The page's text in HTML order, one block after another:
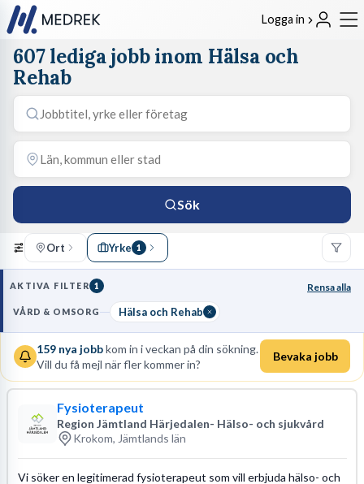
Logga in
607 lediga jobb inom Hälsa och
Rehab
Sök
Ort Yrke 1
AKTIVA FILTER 1 Rensa alla
VÅRD & OMSORG Hälsa och Rehab
159 nya jobbkom in i veckan på din sökning.
Vill du få mejl när fler kommer in?
Bevaka jobb
Fysioterapeut
Region Jämtland Härjedalen- Hälso- och sjukvård
Krokom, Jämtlands län
Vi söker en legitimerad fysioterapeut som vill erbjuda hälso- och